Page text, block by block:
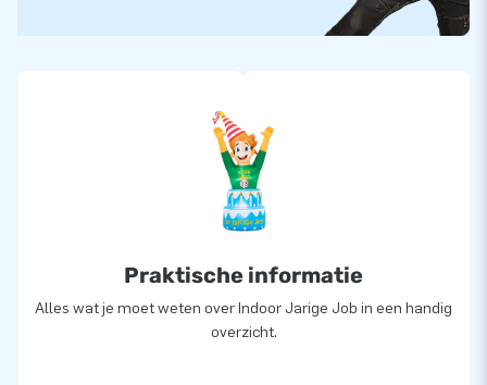
Praktische informatie
Alles wat je moet weten over Indoor Jarige Job in een handig
overzicht.